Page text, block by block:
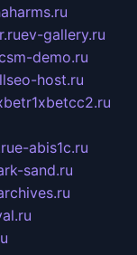
ev-gallery.ru
demo.ru
host.ru
e-abis1c.ru
sand.ru